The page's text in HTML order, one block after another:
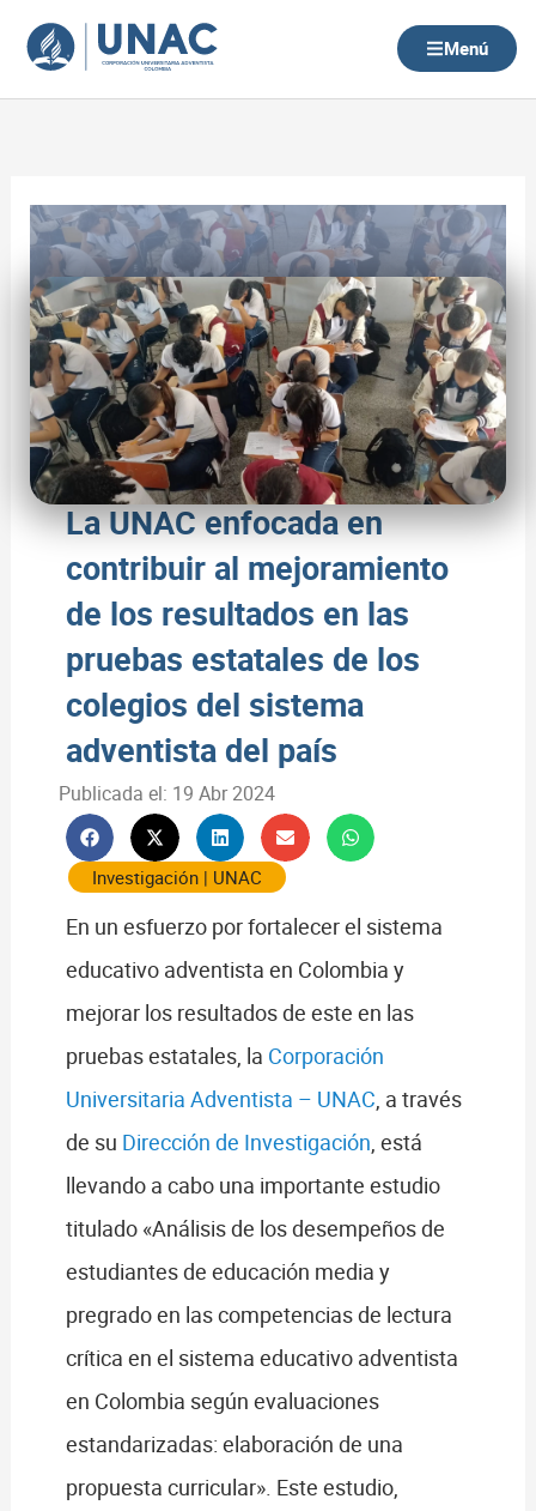
contenido
Menú
La UNAC enfocada en
contribuir al mejoramiento
de los resultados en las
pruebas estatales de los
colegios del sistema
adventista del país
Publicada el: 19 Abr 2024
Investigación| UNAC
En un esfuerzo por fortalecer el sistema
educativo adventista en Colombia y
mejorar los resultados de este en las
pruebas estatales, la Corporación
Universitaria Adventista – UNAC, a través
de su Dirección de Investigación, está
llevando a cabo una importante estudio
titulado «Análisis de los desempeños de
estudiantes de educación media y
pregrado en las competencias de lectura
crítica en el sistema educativo adventista
en Colombia según evaluaciones
estandarizadas: elaboración de una
propuesta curricular». Este estudio,